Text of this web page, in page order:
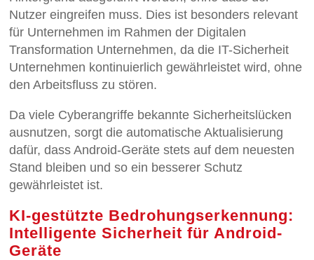
Nutzer eingreifen muss. Dies ist besonders relevant
für Unternehmen im Rahmen der Digitalen
Transformation Unternehmen, da die IT-Sicherheit
Unternehmen kontinuierlich gewährleistet wird, ohne
den Arbeitsfluss zu stören.
Da viele Cyberangriffe bekannte Sicherheitslücken
ausnutzen, sorgt die automatische Aktualisierung
dafür, dass Android-Geräte stets auf dem neuesten
Stand bleiben und so ein besserer Schutz
gewährleistet ist.
KI-gestützte Bedrohungserkennung:
Intelligente Sicherheit für Android-
Geräte